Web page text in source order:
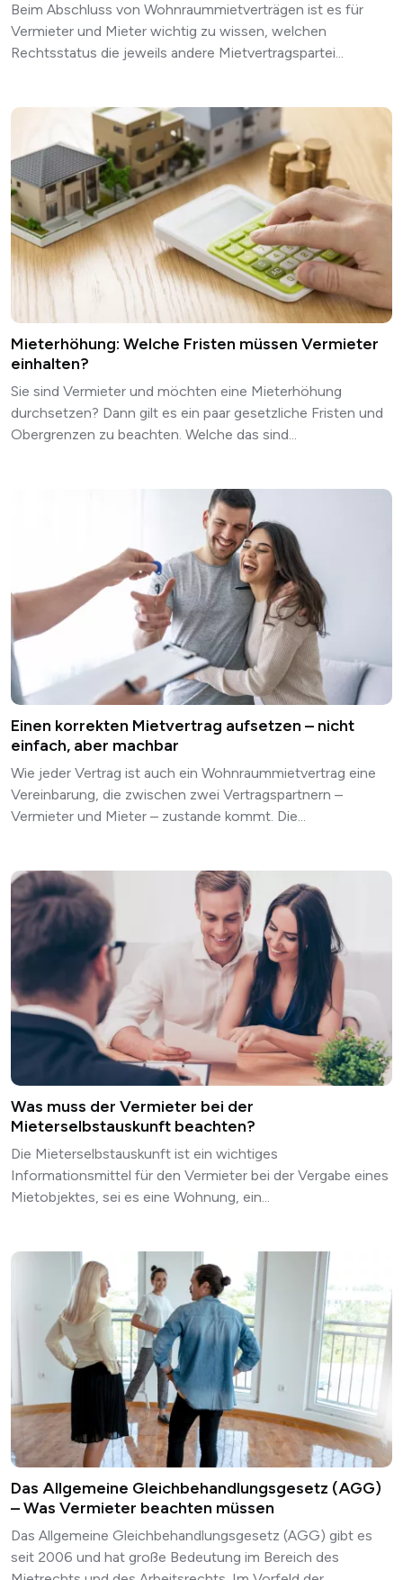
Beim Abschluss von Wohnraummietverträgen ist es für
Vermieter und Mieter wichtig zu wissen, welchen
Rechtsstatus die jeweils andere Mietvertragspartei...
Mieterhöhung: Welche Fristen müssen Vermieter
einhalten?
Sie sind Vermieter und möchten eine Mieterhöhung
durchsetzen? Dann gilt es ein paar gesetzliche Fristen und
Obergrenzen zu beachten. Welche das sind...
Einen korrekten Mietvertrag aufsetzen – nicht
einfach, aber machbar
Wie jeder Vertrag ist auch ein Wohnraummietvertrag eine
Vereinbarung, die zwischen zwei Vertragspartnern –
Vermieter und Mieter – zustande kommt. Die...
Was muss der Vermieter bei der
Mieterselbstauskunft beachten?
Die Mieterselbstauskunft ist ein wichtiges
Informationsmittel für den Vermieter bei der Vergabe eines
Mietobjektes, sei es eine Wohnung, ein...
Das Allgemeine Gleichbehandlungsgesetz (AGG)
– Was Vermieter beachten müssen
Das Allgemeine Gleichbehandlungsgesetz (AGG) gibt es
seit 2006 und hat große Bedeutung im Bereich des